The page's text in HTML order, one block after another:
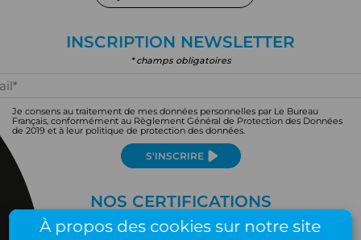
INSCRIPTION NEWSLETTER
* champs obligatoires
Je consens au traitement de mes données personnelles par Le Bureau
Français, conformément au Règlement Général de Protection des Données
de 2019 et à leur politique de protection des données.
S'INSCRIRE
NOS CERTIFICATIONS
À propos des cookies sur notre site